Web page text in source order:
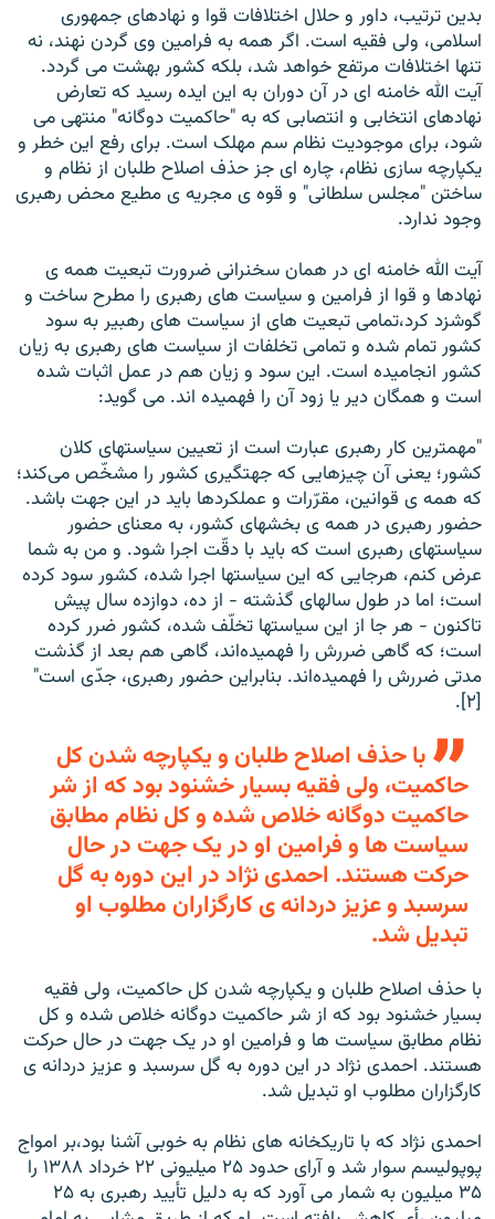
بدين ترتيب، داور و حلال اختلافات قوا و نهادهای جمهوری
اسلامی، ولی فقيه است. اگر همه به فرامين وی گردن نهند، نه
تنها اختلافات مرتفع خواهد شد، بلکه کشور بهشت می گردد.
آيت الله خامنه ای در آن دوران به اين ايده رسيد که تعارض
نهادهای انتخابی و انتصابی که به "حاکميت دوگانه" منتهی می
شود، برای موجوديت نظام سم مهلک است. برای رفع اين خطر و
يکپارچه سازی نظام، چاره ای جز حذف اصلاح طلبان از نظام و
ساختن "مجلس سلطانی" و قوه ی مجريه ی مطيع محض رهبری
وجود ندارد.
آيت الله خامنه ای در همان سخنرانی ضرورت تبعيت همه ی
نهادها و قوا از فرامين و سياست های رهبری را مطرح ساخت و
گوشزد کرد،تمامی تبعيت های از سياست های رهبير به سود
کشور تمام شده و تمامی تخلفات از سياست های رهبری به زيان
کشور انجاميده است. اين سود و زيان هم در عمل اثبات شده
است و همگان دير يا زود آن را فهميده اند. می گويد:
"مهمترين کار رهبری عبارت است از تعيين سياستهای کلان
کشور؛ يعنی آن چيزهايی که جهتگيری کشور را مشخّص می‌کند؛
که همه ی قوانين، مقرّرات و عملکردها بايد در اين جهت باشد.
حضور رهبری در همه ی بخشهای کشور، به معنای حضور
سياستهای رهبری است که بايد با دقّت اجرا شود. و من به شما
عرض کنم، هرجايی که اين سياستها اجرا شده، کشور سود کرده
است؛ اما در طول سالهای گذشته - از ده، دوازده سال پيش
تاکنون - هر جا از اين سياستها تخلّف شده، کشور ضرر کرده
است؛ که گاهی ضررش را فهميده‌اند، گاهی هم بعد از گذشت
مدتی ضررش را فهميده‌اند. بنابراين حضور رهبری، جدّی است"
[۲].
با حذف اصلاح طلبان و يکپارچه شدن کل
حاکميت، ولی فقيه بسيار خشنود بود که از شر
حاکميت دوگانه خلاص شده و کل نظام مطابق
سياست ها و فرامين او در يک جهت در حال
حرکت هستند. احمدی نژاد در اين دوره به گل
سرسبد و عزيز دردانه ی کارگزاران مطلوب او
تبديل شد.
با حذف اصلاح طلبان و يکپارچه شدن کل حاکميت، ولی فقيه
بسيار خشنود بود که از شر حاکميت دوگانه خلاص شده و کل
نظام مطابق سياست ها و فرامين او در يک جهت در حال حرکت
هستند. احمدی نژاد در اين دوره به گل سرسبد و عزيز دردانه ی
کارگزاران مطلوب او تبديل شد.
احمدی نژاد که با تاريکخانه های نظام به خوبی آشنا بود،بر امواج
پوپوليسم سوار شد و آرای حدود ۲۵ ميليونی ۲۲ خرداد ۱۳۸۸ را
۳۵ ميليون به شمار می آورد که به دليل تأييد رهبری به ۲۵